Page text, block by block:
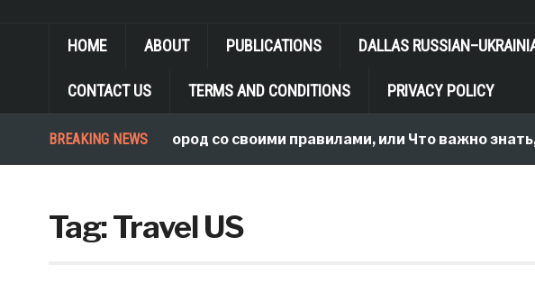
HOME ABOUT PUBLICATIONS DALLAS
CONTACT US TERMS AND CONDITIONS PRIVACY POLICY
BREAKING NEWS
В чужой огород со своими правилами, или Что важно знать,
Tag:Travel US